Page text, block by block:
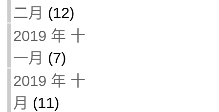
二月 (12)
2019 年 十
一月 (7)
2019 年 十
月 (11)